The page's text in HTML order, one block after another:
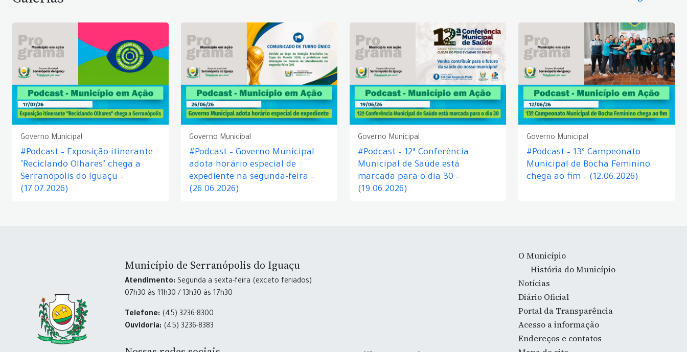
Governo Municipal
#Podcast – Exposição itinerante
"Reciclando Olhares" chega a
Serranópolis do Iguaçu –
(17.07.2026)
Governo Municipal
#Podcast – Governo Municipal
adota horário especial de
expediente na segunda-feira –
(26.06.2026)
Governo Municipal
#Podcast – 12ª Conferência
Municipal de Saúde está
marcada para o dia 30 –
(19.06.2026)
Governo Municipal
#Podcast – 13º Campeonato
Municipal de Bocha Feminino
chega ao fim – (12.06.2026)
Município de Serranópolis do Iguaçu
Atendimento: Segunda a sexta-feira (exceto feriados)
07h30 às 11h30 / 13h30 às 17h30
Telefone: (45) 3236-8300
Ouvidoria: (45) 3236-8383
O Município
História do Município
Notícias
Diário Oficial
Portal da Transparência
Acesso a informação
Endereços e contatos